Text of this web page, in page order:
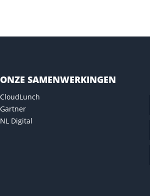
ONZE SAMENWERKINGEN
CloudLunch
Gartner
NL Digital